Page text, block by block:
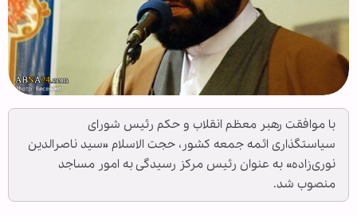
با موافقت رهبر معظم انقلاب و حکم رئیس شورای
سیاستگذاری ائمه جمعه کشور، حجت الاسلام «سید ناصرالدین
نوری‌زاده» به عنوان رئیس مرکز رسیدگی به امور مساجد
منصوب شد.